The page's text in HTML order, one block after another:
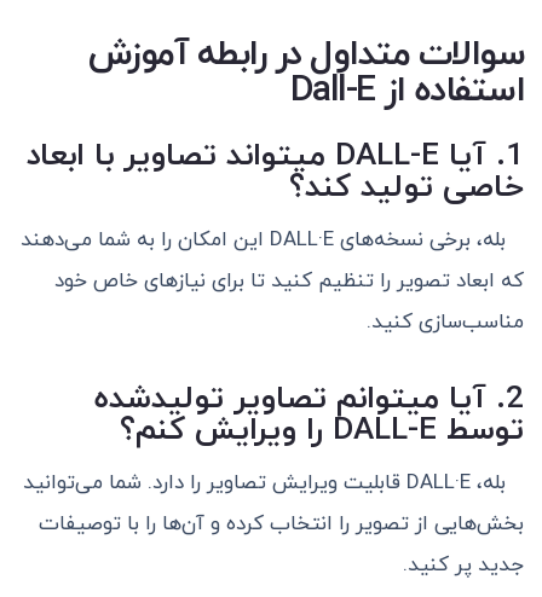
سوالات متداول در رابطه آموزش
استفاده از Dall-E
1. آیا DALL-E میتواند تصاویر با ابعاد
خاصی تولید کند؟
بله، برخی نسخه‌های DALL·E این امکان را به شما می‌دهند
که ابعاد تصویر را تنظیم کنید تا برای نیازهای خاص خود
مناسب‌سازی کنید.
2. آیا میتوانم تصاویر تولید‌شده
توسط DALL-E را ویرایش کنم؟
بله، DALL·E قابلیت ویرایش تصاویر را دارد. شما می‌توانید
بخش‌هایی از تصویر را انتخاب کرده و آن‌ها را با توصیفات
جدید پر کنید.